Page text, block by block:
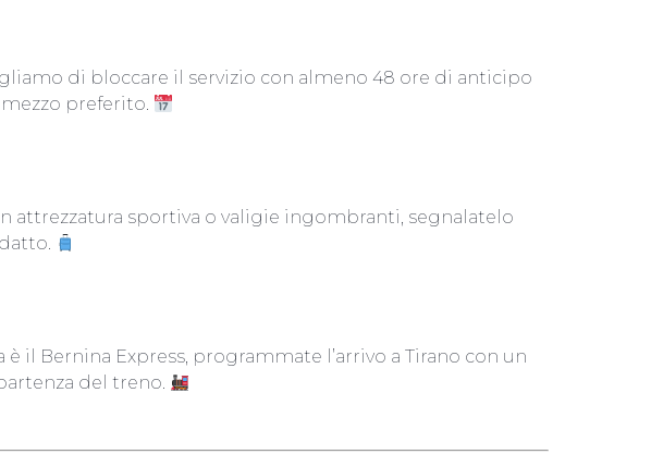
di bloccare il servizio con almeno 48 ore di anticipo
preferito.
attrezzatura sportiva o valigie ingombranti, segnalatelo
è il Bernina Express, programmate l’arrivo a Tirano con un
del treno.